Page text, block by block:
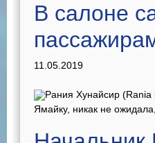
В салоне
11.05.2019
Рания Хунайсир
Ямайку, никак не